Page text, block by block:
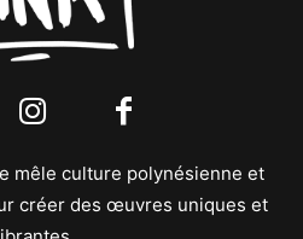
mêle culture polynésienne et
créer des œuvres uniques et